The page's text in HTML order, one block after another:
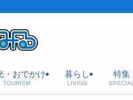
・おでかけ
TOURISM
暮らし
LIVING
特集
SPECIAL